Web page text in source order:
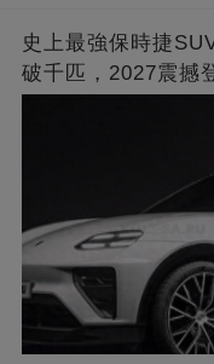
史上最強保時捷
破千匹，2027震撼